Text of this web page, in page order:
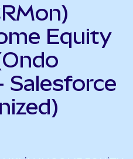
Equity
Salesforce